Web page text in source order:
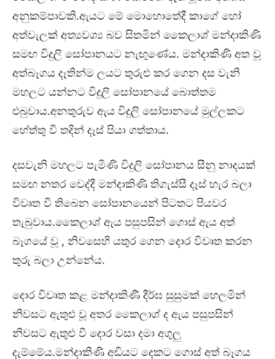
අනුකම්පාවකි.ඇයට මේ මොහොතේදී කාගේ හෝ
අත්වැලක් අත්‍යවශ්‍ය බව සිතමින් කෛලාශ් මන්දාකිණි
සමඟ විදුලි සෝපානයට නැඟුණේය. මන්දාකිණි අත වූ
අත්බෑගය දෑතින්ම ලයට තුරුළු කර ගෙන දස වැනි
මහලට යන්නට විදුලි සෝපානයේ බොත්තම
එබුවාය.අනතුරුව ඇය විදුලි සෝපානයේ මුල්ලකට
හේත්තු වී තදින් දෑස් පියා ගත්තාය.
දසවැනි මහලට පැමිණි විදුලි සෝපානය සීනු නාදයක්
සමඟ නතර වෙද්දී මන්දාකිණි තිගැස්සී දෑස් හැර බලා
විවෘත වී තිබෙන සෝපානයෙන් පිටතට පියවර
තැබුවාය.කෛලාශ් ඇය පසුපසින් ගොස් ඇය අත්
බෑගයේ වූ , නිවසෙහි යතුර ගෙන දොර විවෘත කරන
තුරු බලා උන්නේය.
දොර විවෘත කළ මන්දාකිණී දීර්ඝ සුසුමක් හෙලමින්
නිවසට ඇතුළු වූ අතර කෛලාශ් ද ඇය පසුපසින්
නිවසට ඇතුළු වී දොර වසා දමා අගුලු
දැම්මේය.මන්දාකිණි අඩියට දෙකට ගොස් අත් බෑගය